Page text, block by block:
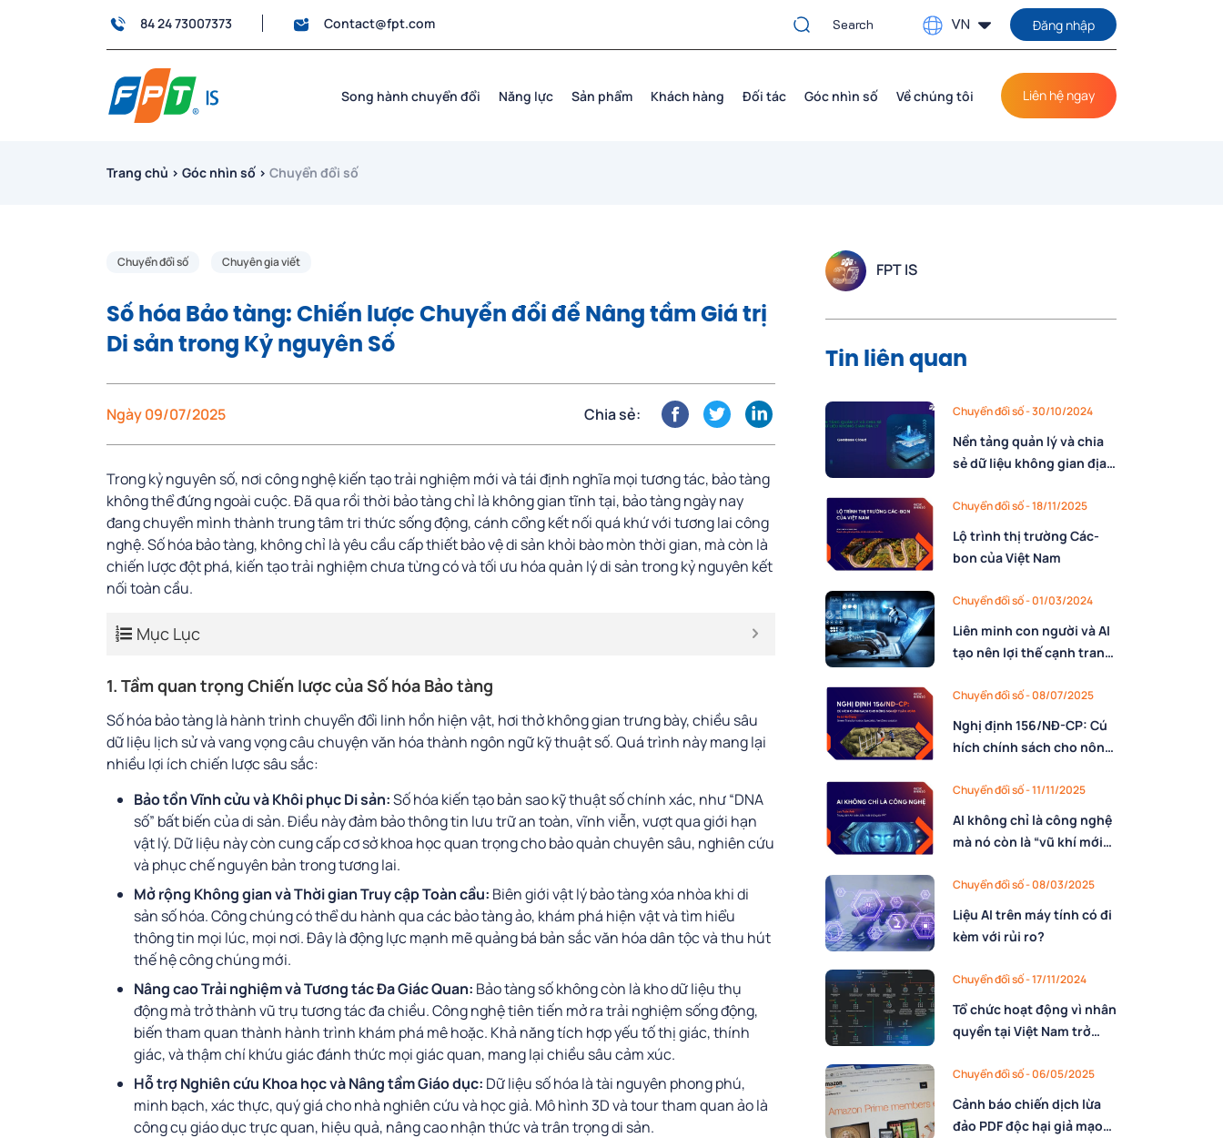
84 24 73007373 Contact@fpt.com VN Đăng nhập
Song hành chuyển đổi Năng lực Sản phẩm Khách hàng Đối tác Góc nhìn số Về chúng tôi Liên hệ ngay
Trang chủ › Góc nhìn số › Chuyển đổi số
Chuyển đổi số Chuyên gia viết
Số hóa Bảo tàng: Chiến lược Chuyển đổi để Nâng tầm Giá trị
Di sản trong Kỷ nguyên Số
Ngày 09/07/2025 Chia sẻ:
Trong kỷ nguyên số, nơi công nghệ kiến tạo trải nghiệm mới và tái định nghĩa mọi tương tác, bảo tàng
không thể đứng ngoài cuộc. Đã qua rồi thời bảo tàng chỉ là không gian tĩnh tại, bảo tàng ngày nay
đang chuyển mình thành trung tâm tri thức sống động, cánh cổng kết nối quá khứ với tương lai công
nghệ. Số hóa bảo tàng, không chỉ là yêu cầu cấp thiết bảo vệ di sản khỏi bào mòn thời gian, mà còn là
chiến lược đột phá, kiến tạo trải nghiệm chưa từng có và tối ưu hóa quản lý di sản trong kỷ nguyên kết
nối toàn cầu.
Mục Lục
1. Tầm quan trọng Chiến lược của Số hóa Bảo tàng
Số hóa bảo tàng là hành trình chuyển đổi linh hồn hiện vật, hơi thở không gian trưng bày, chiều sâu
dữ liệu lịch sử và vang vọng câu chuyện văn hóa thành ngôn ngữ kỹ thuật số. Quá trình này mang lại
nhiều lợi ích chiến lược sâu sắc:
Bảo tồn Vĩnh cửu và Khôi phục Di sản:Số hóa kiến tạo bản sao kỹ thuật số chính xác, như “DNA
số” bất biến của di sản. Điều này đảm bảo thông tin lưu trữ an toàn, vĩnh viễn, vượt qua giới hạn
vật lý. Dữ liệu này còn cung cấp cơ sở khoa học quan trọng cho bảo quản chuyên sâu, nghiên cứu
và phục chế nguyên bản trong tương lai.
Mở rộng Không gian và Thời gian Truy cập Toàn cầu: Biên giới vật lý bảo tàng xóa nhòa khi di
sản số hóa. Công chúng có thể du hành qua các bảo tàng ảo, khám phá hiện vật và tìm hiểu
thông tin mọi lúc, mọi nơi. Đây là động lực mạnh mẽ quảng bá bản sắc văn hóa dân tộc và thu hút
thế hệ công chúng mới.
Nâng cao Trải nghiệm và Tương tác Đa Giác Quan: Bảo tàng số không còn là kho dữ liệu thụ
động mà trở thành vũ trụ tương tác đa chiều. Công nghệ tiên tiến mở ra trải nghiệm sống động,
biến tham quan thành hành trình khám phá mê hoặc. Khả năng tích hợp yếu tố thị giác, thính
giác, và thậm chí khứu giác đánh thức mọi giác quan, mang lại chiều sâu cảm xúc.
Hỗ trợ Nghiên cứu Khoa học và Nâng tầm Giáo dục: Dữ liệu số hóa là tài nguyên phong phú,
minh bạch, xác thực, quý giá cho nhà nghiên cứu và học giả. Mô hình 3D và tour tham quan ảo là
công cụ giáo dục trực quan, hiệu quả, nâng cao nhận thức và trân trọng di sản.
FPT IS
Tin liên quan
Chuyển đổi số - 30/10/2024
Nền tảng quản lý và chia
sẻ dữ liệu không gian địa
Chuyển đổi số - 18/11/2025
Lộ trình thị trường Các-
bon của Việt Nam
Chuyển đổi số - 01/03/2024
Liên minh con người và AI
tạo nên lợi thế cạnh tranh
Chuyển đổi số - 08/07/2025
Nghị định 156/NĐ-CP: Cú
hích chính sách cho nông
Nam
Chuyển đổi số - 11/11/2025
AI không chỉ là công nghệ
mà nó còn là “vũ khí mới”
Chuyển đổi số - 08/03/2025
Liệu AI trên máy tính có đi
kèm với rủi ro?
Chuyển đổi số - 17/11/2024
Tổ chức hoạt động vì nhân
quyền tại Việt Nam trở
trong nhiều năm
Chuyển đổi số - 06/05/2025
Cảnh báo chiến dịch lừa
đảo PDF độc hại giả mạo